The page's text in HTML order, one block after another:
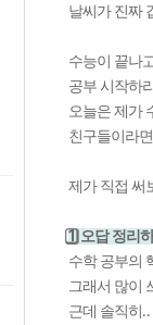
날씨가 진짜
수능이 끝나
공부 시작하
오늘은 제가
친구들이라
제가 직접 써
1 오답 정리
수학 공부의
그래서 많이
근데 솔직히